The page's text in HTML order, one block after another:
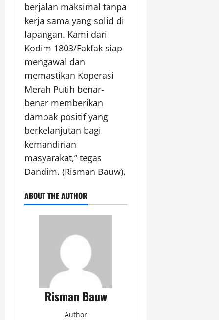
berjalan maksimal tanpa
kerja sama yang solid di
lapangan. Kami dari
Kodim 1803/Fakfak siap
mengawal dan
memastikan Koperasi
Merah Putih benar-
benar memberikan
dampak positif yang
berkelanjutan bagi
kemandirian
masyarakat,” tegas
Dandim. (Risman Bauw).
ABOUT THE AUTHOR
Risman Bauw
Author